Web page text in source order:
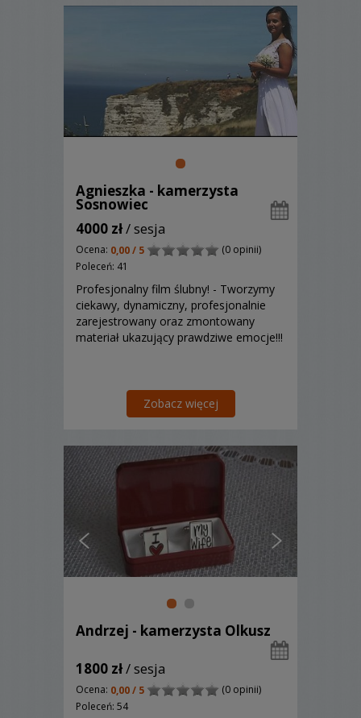
Agnieszka - kamerzysta
Sosnowiec
4000 zł/ sesja
Ocena: 0,00 / 5
(0 opinii)
Poleceń: 41
Profesjonalny film ślubny! - Tworzymy
ciekawy, dynamiczny, profesjonalnie
zarejestrowany oraz zmontowany
materiał ukazujący prawdziwe emocje!!!
Zobacz więcej
Andrzej - kamerzysta Olkusz
1800 zł/ sesja
Ocena: 0,00 / 5
(0 opinii)
Poleceń: 54